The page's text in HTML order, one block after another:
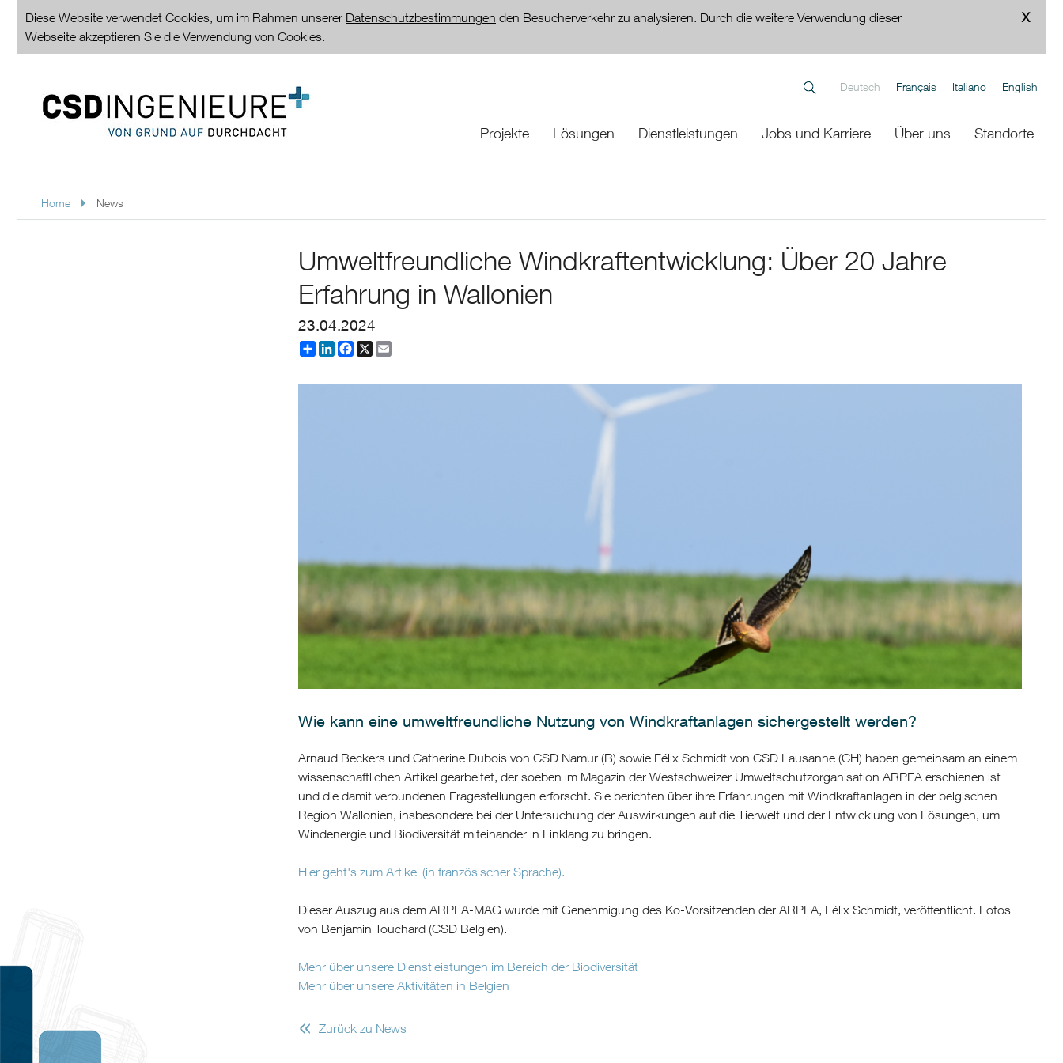
Diese Website verwendet Cookies, um im Rahmen unserer Datenschutzbestimmungen den Besucherverkehr zu analysieren. Durch die weitere Verwendung dieser
Webseite akzeptieren Sie die Verwendung von Cookies.
Deutsch Français Italiano English
Projekte Lösungen Dienstleistungen Jobs und Karriere Über uns Standorte
Home News
Umweltfreundliche Windkraftentwicklung: Über 20 Jahre
Erfahrung in Wallonien
23.04.2024
PartagerLinkedInFacebook
Wie kann eine umweltfreundliche Nutzung von Windkraftanlagen sichergestellt werden?
Arnaud Beckers und Catherine Dubois von CSD Namur (B) sowie Félix Schmidt von CSD Lausanne (CH) haben gemeinsam an einem
wissenschaftlichen Artikel gearbeitet, der soeben im Magazin der Westschweizer Umweltschutzorganisation ARPEA erschienen ist
und die damit verbundenen Fragestellungen erforscht. Sie berichten über ihre Erfahrungen mit Windkraftanlagen in der belgischen
Region Wallonien, insbesondere bei der Untersuchung der Auswirkungen auf die Tierwelt und der Entwicklung von Lösungen, um
Windenergie und Biodiversität miteinander in Einklang zu bringen.
Hier geht's zum Artikel (in französischer Sprache).
Dieser Auszug aus dem ARPEA-MAG wurde mit Genehmigung des Ko-Vorsitzenden der ARPEA, Félix Schmidt, veröffentlicht. Fotos
von Benjamin Touchard (CSD Belgien).
Mehr über unsere Dienstleistungen im Bereich der Biodiversität
Mehr über unsere Aktivitäten in Belgien
« Zurück zu News